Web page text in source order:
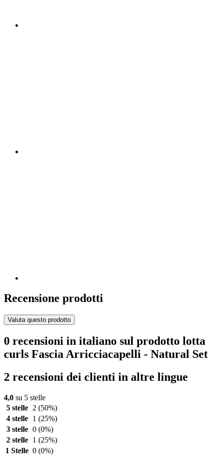
Recensione prodotti
Valuta questo prodotto
0 recensioni in italiano sul prodotto lotta
curls Fascia Arricciacapelli - Natural Set
2 recensioni dei clienti in altre lingue
4,0 su 5 stelle
5 stelle
2 (50%)
4 stelle
1 (25%)
3 stelle 0 (0%)
2 stelle
1 (25%)
1 Stelle 0 (0%)